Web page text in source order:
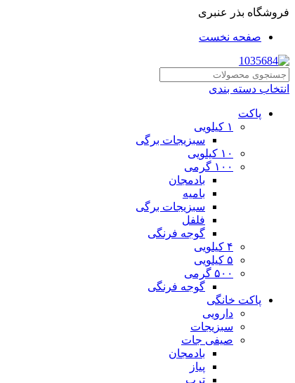
فروشگاه بذر عنبری
صفحه نخست
انتخاب دسته بندی
پاکت
۱ کیلویی
سبزیجات برگی
۱۰ کیلویی
۱۰۰ گرمی
بادمجان
بامیه
سبزیجات برگی
فلفل
گوجه فرنگی
۴ کیلویی
۵ کیلویی
۵۰۰ گرمی
گوجه فرنگی
پاکت خانگی
دارویی
سبزیجات
صیفی جات
بادمجان
پیاز
ترب